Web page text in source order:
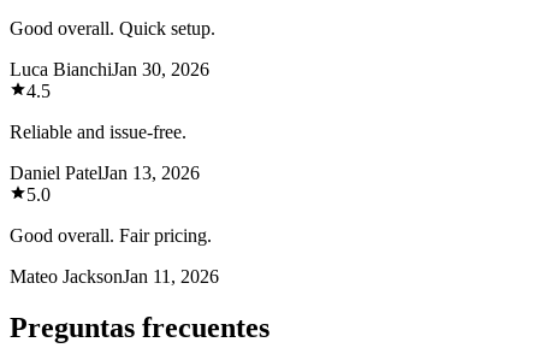
Good overall. Quick setup.
Luca BianchiJan 30, 2026
4.5
Reliable and issue-free.
Daniel PatelJan 13, 2026
5.0
Good overall. Fair pricing.
Mateo JacksonJan 11, 2026
Preguntas frecuentes